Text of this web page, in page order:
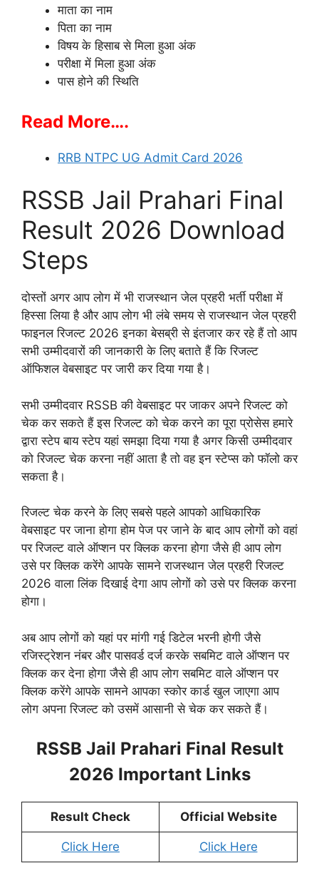
माता का नाम
पिता का नाम
विषय के हिसाब से मिला हुआ अंक
परीक्षा में मिला हुआ अंक
पास होने की स्थिति
Read More….
RRB NTPC UG Admit Card 2026
RSSB Jail Prahari Final
Result 2026 Download
Steps
दोस्तों अगर आप लोग में भी राजस्थान जेल प्रहरी भर्ती परीक्षा में
हिस्सा लिया है और आप लोग भी लंबे समय से राजस्थान जेल प्रहरी
फाइनल रिजल्ट 2026 इनका बेसब्री से इंतजार कर रहे हैं तो आप
सभी उम्मीदवारों की जानकारी के लिए बताते हैं कि रिजल्ट
ऑफिशल वेबसाइट पर जारी कर दिया गया है।
सभी उम्मीदवार RSSB की वेबसाइट पर जाकर अपने रिजल्ट को
चेक कर सकते हैं इस रिजल्ट को चेक करने का पूरा प्रोसेस हमारे
द्वारा स्टेप बाय स्टेप यहां समझा दिया गया है अगर किसी उम्मीदवार
को रिजल्ट चेक करना नहीं आता है तो वह इन स्टेप्स को फॉलो कर
सकता है।
रिजल्ट चेक करने के लिए सबसे पहले आपको आधिकारिक
वेबसाइट पर जाना होगा होम पेज पर जाने के बाद आप लोगों को वहां
पर रिजल्ट वाले ऑप्शन पर क्लिक करना होगा जैसे ही आप लोग
उसे पर क्लिक करेंगे आपके सामने राजस्थान जेल प्रहरी रिजल्ट
2026 वाला लिंक दिखाई देगा आप लोगों को उसे पर क्लिक करना
होगा।
अब आप लोगों को यहां पर मांगी गई डिटेल भरनी होगी जैसे
रजिस्ट्रेशन नंबर और पासवर्ड दर्ज करके सबमिट वाले ऑप्शन पर
क्लिक कर देना होगा जैसे ही आप लोग सबमिट वाले ऑप्शन पर
क्लिक करेंगे आपके सामने आपका स्कोर कार्ड खुल जाएगा आप
लोग अपना रिजल्ट को उसमें आसानी से चेक कर सकते हैं।
RSSB Jail Prahari Final Result
2026 Important Links
Result Check Official Website
Click Here Click Here